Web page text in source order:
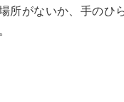
所がないか、手のひ